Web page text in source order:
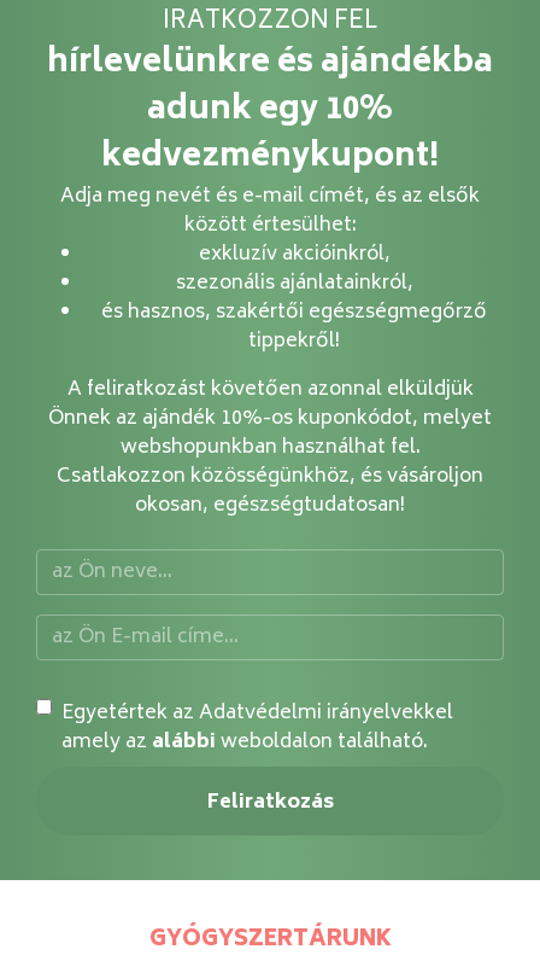
IRATKOZZON FEL
hírlevelünkre és ajándékba
adunk egy 10%
kedvezménykupont!
Adja meg nevét és e-mail címét, és az elsők
között értesülhet:
exkluzív akcióinkról,
szezonális ajánlatainkról,
és hasznos, szakértői egészségmegőrző
tippekről!
A feliratkozást követően azonnal elküldjük
Önnek az ajándék 10%-os kuponkódot, melyet
webshopunkban használhat fel.
Csatlakozzon közösségünkhöz, és vásároljon
okosan, egészségtudatosan!
Egyetértek az Adatvédelmi irányelvekkel
amely az alábbiweboldalon található.
GYÓGYSZERTÁRUNK